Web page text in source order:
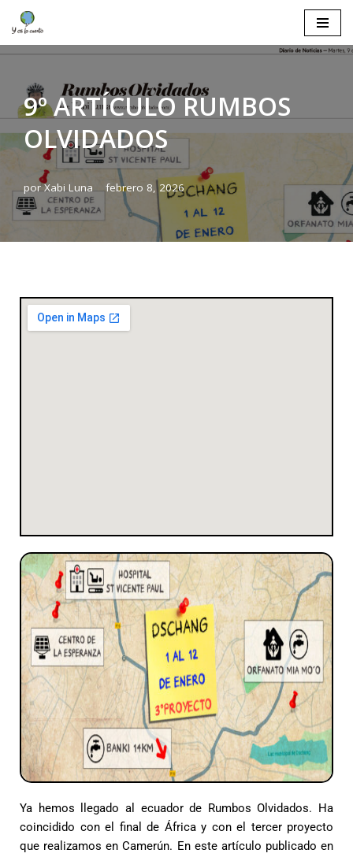
Saltar
contenido
9º ARTÍCULO RUMBOS
OLVIDADOS
porXabi Luna febrero 8, 2026
Ya hemos llegado al ecuador de Rumbos Olvidados. Ha
coincidido con el final de África y con el tercer proyecto
que realizamos en Camerún. En este artículo publicado en